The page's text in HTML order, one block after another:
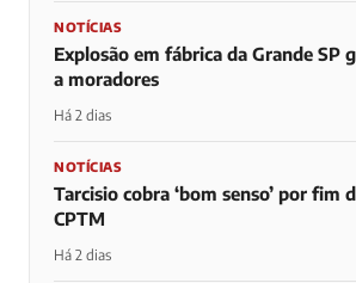
NOTÍCIAS
Explosão em fábrica da Grande SP
a moradores
Há 2 dias
NOTÍCIAS
Tarcisio cobra ‘bom senso’ por fim
CPTM
Há 2 dias